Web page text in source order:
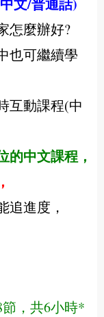
怎麼辦好?
也可繼續學
互動課程(中
的中文課程，
追進度，
，共6小時*